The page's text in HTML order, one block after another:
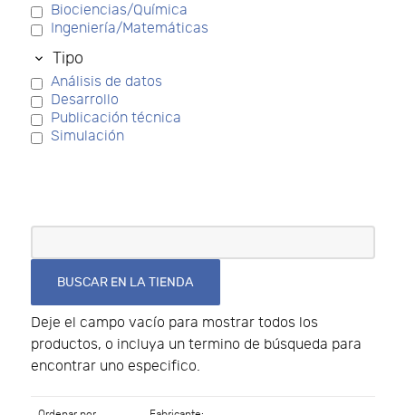
Biociencias/Química
Ingeniería/Matemáticas
Tipo
Análisis de datos
Desarrollo
Publicación técnica
Simulación
Deje el campo vacío para mostrar todos los
productos, o incluya un termino de búsqueda para
encontrar uno especifico.